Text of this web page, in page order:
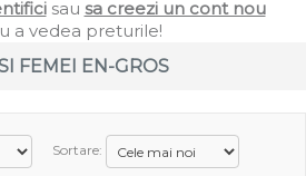
sau sa creezi un cont nou
a vedea preturile!
FEMEI EN-GROS
Sortare: